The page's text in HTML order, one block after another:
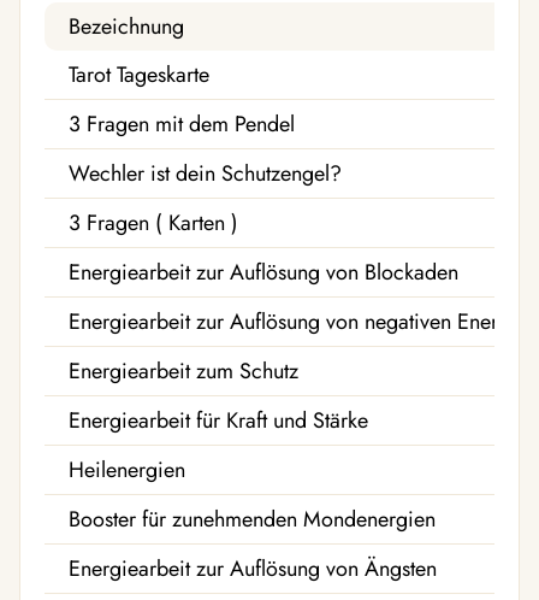
Bezeichnung
Tarot Tageskarte
3 Fragen mit dem Pendel
Wechler ist dein Schutzengel?
3 Fragen ( Karten )
Energiearbeit zur Auflösung von Blockaden
Energiearbeit zur Auflösung von negativen Energien
Energiearbeit zum Schutz
Energiearbeit für Kraft und Stärke
Heilenergien
Booster für zunehmenden Mondenergien
Energiearbeit zur Auflösung von Ängsten